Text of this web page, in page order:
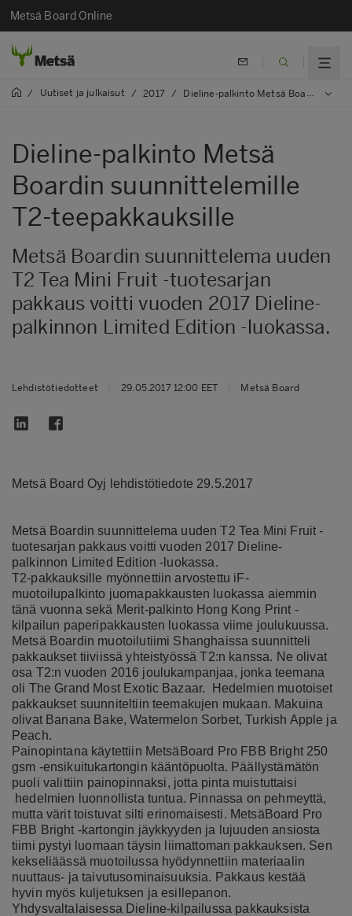
Metsä Board Online
/ Uutiset ja julkaisut / 2017 / Dieline-palkinto Metsä Boardin suunnittelemille T2-teepakkauksille
Dieline-palkinto Metsä
Boardin suunnittelemille
T2-teepakkauksille
Metsä Boardin suunnittelema uuden
T2 Tea Mini Fruit -tuotesarjan
pakkaus voitti vuoden 2017 Dieline-
palkinnon Limited Edition -luokassa.
Lehdistötiedotteet 29.05.2017 12:00 EET Metsä Board
Metsä Board Oyj lehdistötiedote 29.5.2017
Metsä Boardin suunnittelema uuden T2 Tea Mini Fruit -
tuotesarjan pakkaus voitti vuoden 2017 Dieline-
palkinnon Limited Edition -luokassa.
T2-pakkauksille myönnettiin arvostettu iF-
muotoilupalkinto juomapakkausten luokassa aiemmin
tänä vuonna sekä Merit-palkinto Hong Kong Print -
kilpailun paperipakkausten luokassa viime joulukuussa.
Metsä Boardin muotoilutiimi Shanghaissa suunnitteli
pakkaukset tiiviissä yhteistyössä T2:n kanssa. Ne olivat
osa T2:n vuoden 2016 joulukampanjaa, jonka teemana
oli The Grand Most Exotic Bazaar. Hedelmien muotoiset
pakkaukset suunniteltiin teemakujen mukaan. Makuina
olivat Banana Bake, Watermelon Sorbet, Turkish Apple ja
Peach.
Painopintana käytettiin MetsäBoard Pro FBB Bright 250
gsm -ensikuitukartongin kääntöpuolta. Päällystämätön
puoli valittiin painopinnaksi, jotta pinta muistuttaisi
hedelmien luonnollista tuntua. Pinnassa on pehmeyttä,
mutta värit toistuvat silti erinomaisesti. MetsäBoard Pro
FBB Bright -kartongin jäykkyyden ja lujuuden ansiosta
tiimi pystyi luomaan täysin liimattoman pakkauksen. Sen
kekseliäässä muotoilussa hyödynnettiin materiaalin
nuuttaus- ja taivutusominaisuuksia. Pakkaus kestää
hyvin myös kuljetuksen ja esillepanon.
Yhdysvaltalaisessa Dieline-kilpailussa pakkauksista